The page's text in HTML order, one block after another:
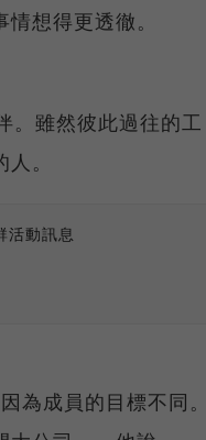
想得更透徹。
。雖然彼此過往的工
。
活動訊息
為成員的目標不同